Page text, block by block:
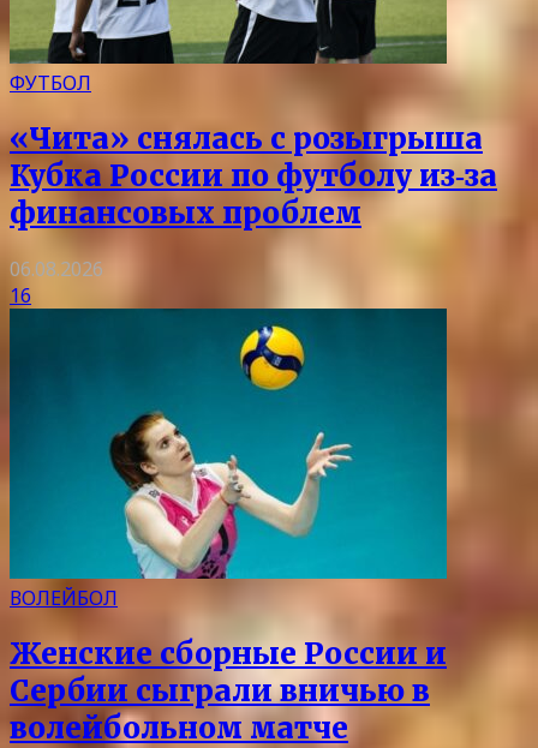
ФУТБОЛ
«Чита» снялась с розыгрыша
Кубка России по футболу из‑за
финансовых проблем
06.08.2026
16
ВОЛЕЙБОЛ
Женские сборные России и
Сербии сыграли вничью в
волейбольном матче